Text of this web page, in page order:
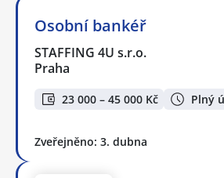
Osobní bankéř
STAFFING 4U s.r.o.
Praha
23 000 – 45 000 Kč Plný
Zveřejněno: 3. dubna